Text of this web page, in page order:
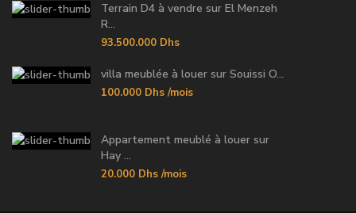
Terrain D4 à vendre sur El Menzeh
R...
93.500.000 Dhs
villa meublée à louer sur Souissi O...
100.000 Dhs /mois
Appartement meublé à louer sur
Hay ...
20.000 Dhs /mois